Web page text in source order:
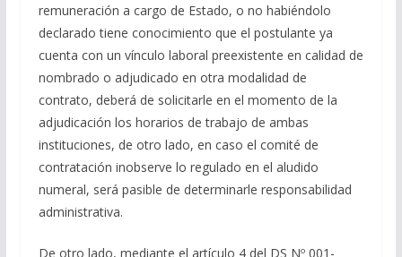
remuneración a cargo de Estado, o no habiéndolo
declarado tiene conocimiento que el postulante ya
cuenta con un vínculo laboral preexistente en calidad de
nombrado o adjudicado en otra modalidad de
contrato, deberá de solicitarle en el momento de la
adjudicación los horarios de trabajo de ambas
instituciones, de otro lado, en caso el comité de
contratación inobserve lo regulado en el aludido
numeral, será pasible de determinarle responsabilidad
administrativa.
De otro lado, mediante el artículo 4 del DS Nº 001-